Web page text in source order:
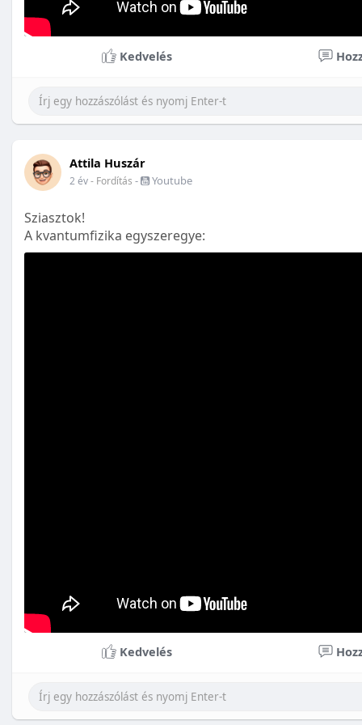
Kedvelés
Attila Huszár
2 év- Fordítás - Youtube
Sziasztok!
A kvantumfizika egyszeregye:
Kedvelés